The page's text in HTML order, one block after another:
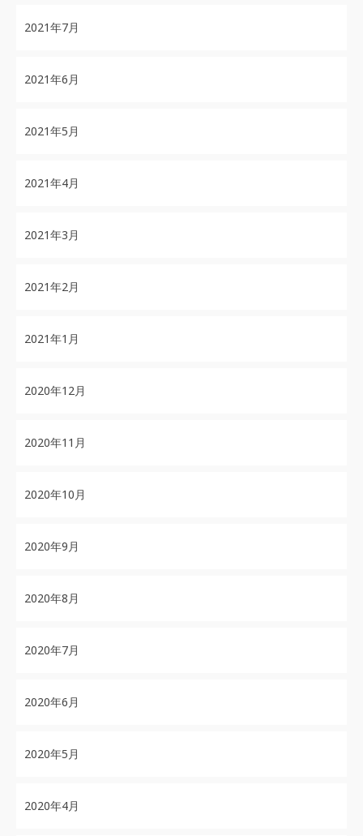
2021年7月
2021年6月
2021年5月
2021年4月
2021年3月
2021年2月
2021年1月
2020年12月
2020年11月
2020年10月
2020年9月
2020年8月
2020年7月
2020年6月
2020年5月
2020年4月